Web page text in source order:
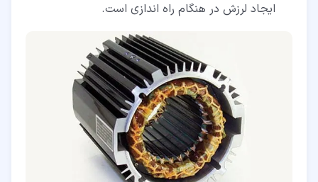
ایجاد لرزش در هنگام راه اندازی است.